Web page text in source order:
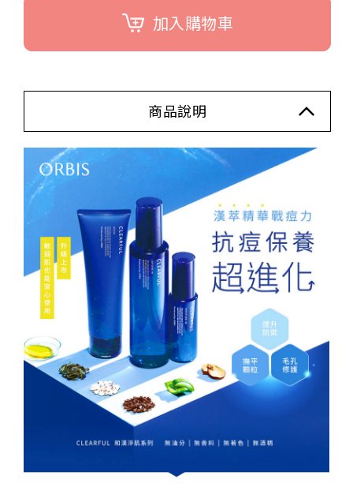
加入購物車
商品說明